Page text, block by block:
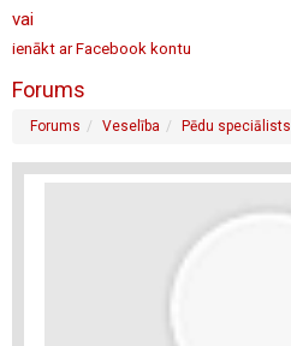
vai
ienākt ar Facebook kontu
Forums
Forums Veselība Pēdu speciālists